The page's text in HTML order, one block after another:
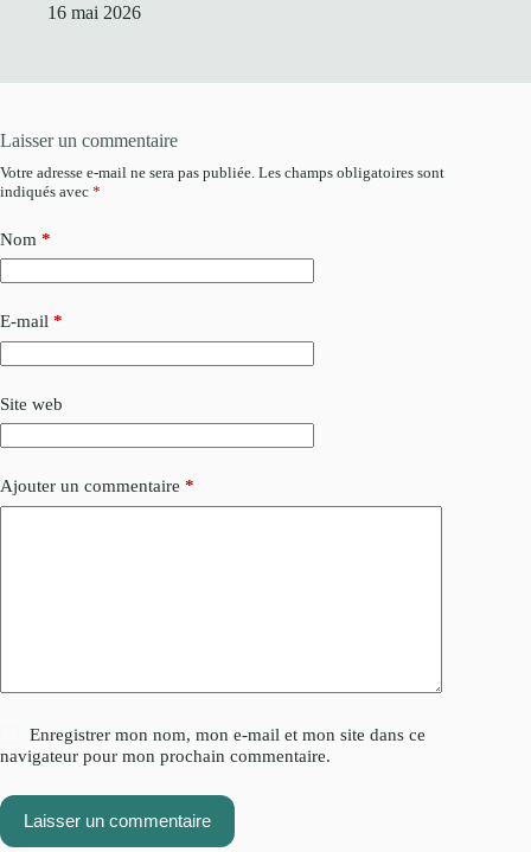
16 mai 2026
Laisser un commentaire
Votre adresse e-mail ne sera pas publiée. Les champs obligatoires sont
indiqués avec *
Nom *
E-mail *
Site web
Ajouter un commentaire *
Enregistrer mon nom, mon e-mail et mon site dans ce
navigateur pour mon prochain commentaire.
Laisser un commentaire